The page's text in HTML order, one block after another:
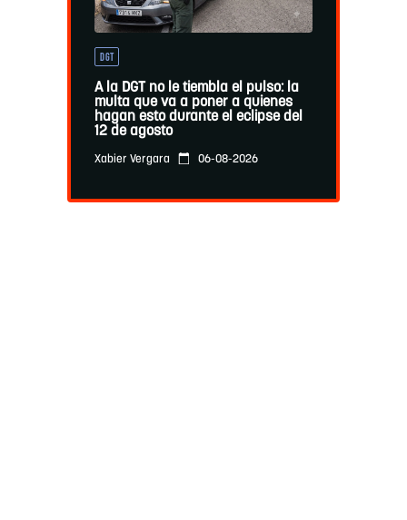
DGT
A la DGT no le tiembla el pulso: la
multa que va a poner a quienes
hagan esto durante el eclipse del
12 de agosto
Xabier Vergara 06-08-2026